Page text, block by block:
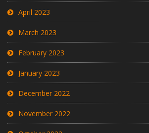
April 2023
March 2023
February 2023
January 2023
December 2022
November 2022